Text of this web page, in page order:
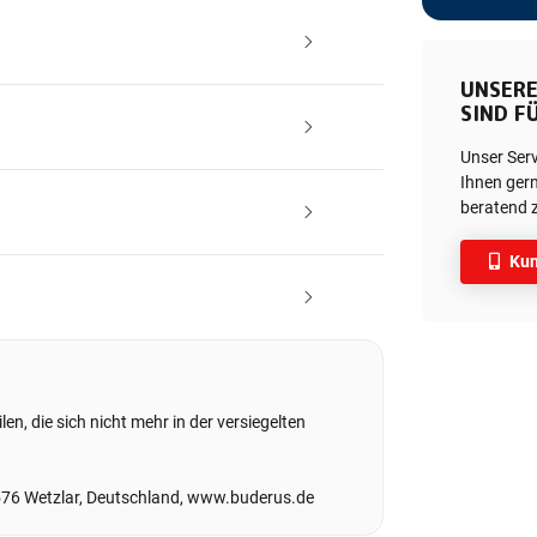
SIND
Unser
Ihnen
beratend
die sich nicht mehr in der versiegelten
Wetzlar, Deutschland, www.buderus.de